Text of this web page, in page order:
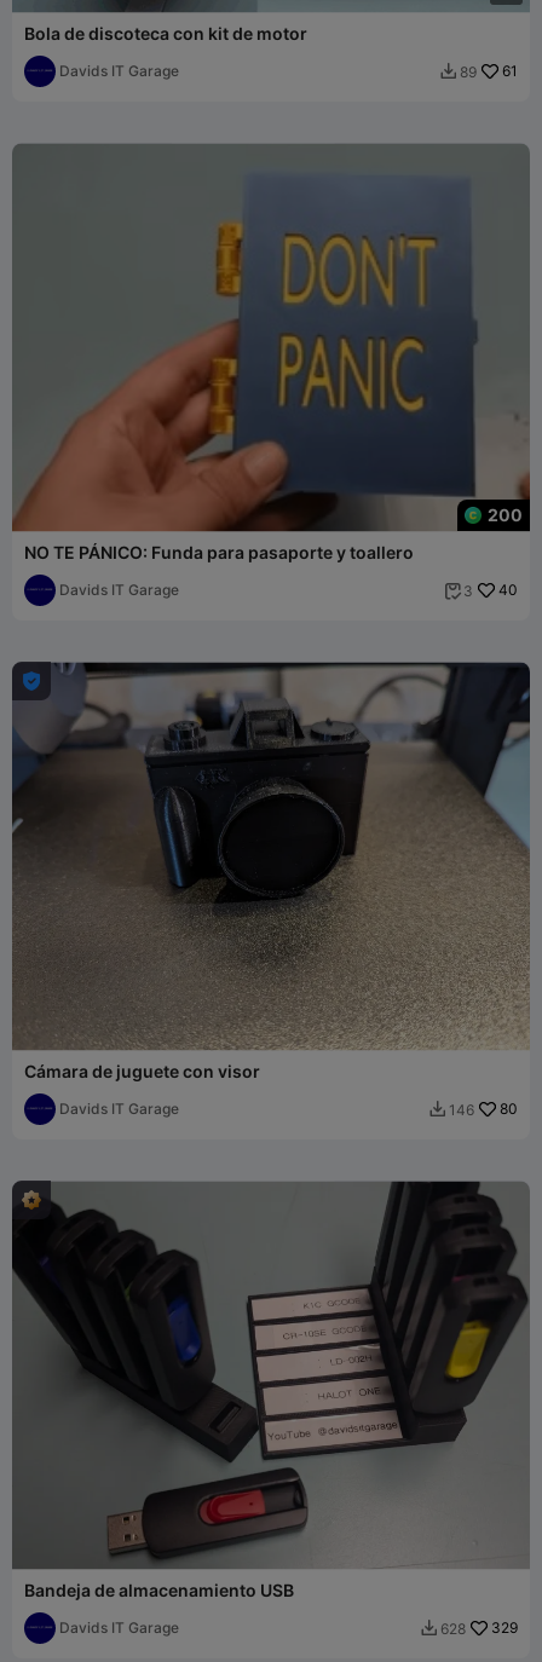
Bola de discoteca con kit de motor
Davids IT Garage  89 61
200
NO TE PÁNICO: Funda para pasaporte y toallero
Davids IT Garage  3 40

Cámara de juguete con visor
Davids IT Garage  146 80
Bandeja de almacenamiento USB
Davids IT Garage  628 329